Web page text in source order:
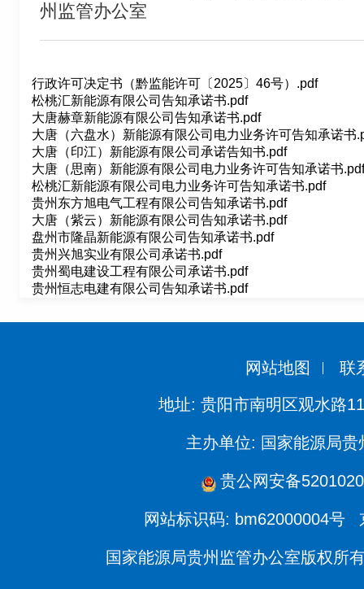
州监管办公室
行政许可决定书（黔监能许可〔2025〕46号）.pdf
松桃汇新能源有限公司告知承诺书.pdf
大唐赫章新能源有限公司告知承诺书.pdf
大唐（六盘水）新能源有限公司电力业务许可告知承诺书
大唐（印江）新能源有限公司承诺告知书.pdf
大唐（思南）新能源有限公司电力业务许可告知承诺书.pdf
松桃汇新能源有限公司电力业务许可告知承诺书.pdf
贵州东方旭电气工程有限公司告知承诺书.pdf
大唐（紫云）新能源有限公司告知承诺书.pdf
盘州市隆晶新能源有限公司告知承诺书.pdf
贵州兴旭实业有限公司承诺书.pdf
贵州蜀电建设工程有限公司承诺书.pdf
贵州恒志电建有限公司告知承诺书.pdf
网站地图 联
地址: 贵阳市南明区观水路
主办单位: 国家能源局贵
贵公网安备
网站标识码: bm62000004号
国家能源局贵州监管办公室版权所